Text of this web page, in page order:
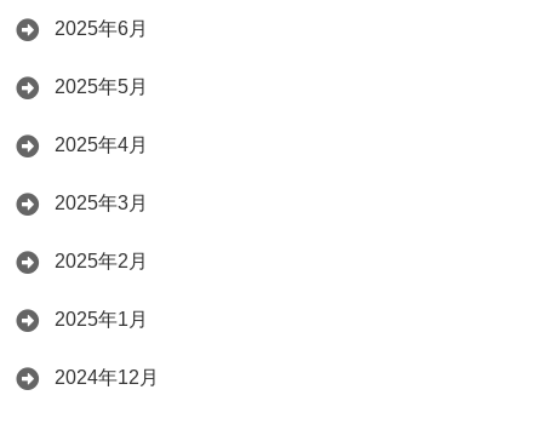
2025年6月
2025年5月
2025年4月
2025年3月
2025年2月
2025年1月
2024年12月